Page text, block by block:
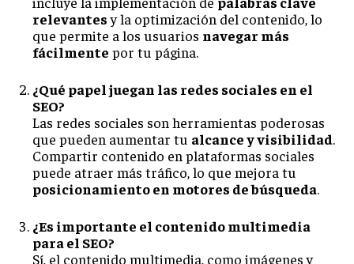
relevantesy la optimización del contenido, lo
que permite a los usuarios navegar más
fácilmente por tu página.
¿Qué papel juegan las redes sociales en el
SEO?
Las redes sociales son herramientas poderosas
que pueden aumentar tu alcance y visibilidad.
Compartir contenido en plataformas sociales
puede atraer más tráfico, lo que mejora tu
posicionamiento en motores de búsqueda.
¿Es importante el contenido multimedia
para el SEO?
Sí, el contenido multimedia, como imágenes y